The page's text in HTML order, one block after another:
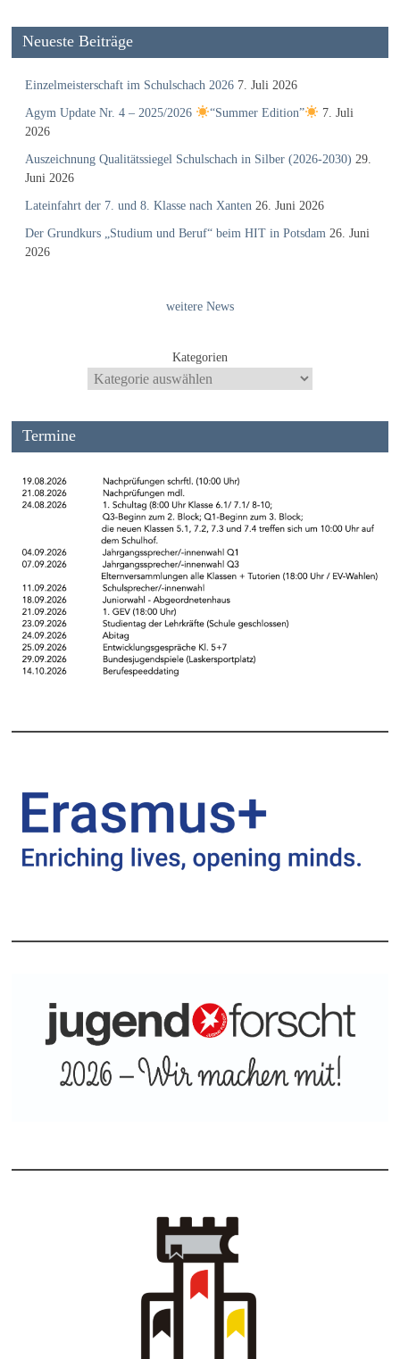
Neueste Beiträge
Einzelmeisterschaft im Schulschach 2026 7. Juli 2026
Agym Update Nr. 4 – 2025/2026 “Summer Edition”
7. Juli
2026
Auszeichnung Qualitätssiegel Schulschach in Silber (2026-2030) 29.
Juni 2026
Lateinfahrt der 7. und 8. Klasse nach Xanten 26. Juni 2026
Der Grundkurs „Studium und Beruf“ beim HIT in Potsdam 26. Juni
2026
weitere News
Kategorien
Termine